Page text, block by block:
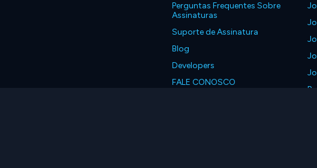
Perguntas Frequentes Sobre
Assinaturas
Suporte de Assinatura
Blog
Developers
FALE CONOSCO